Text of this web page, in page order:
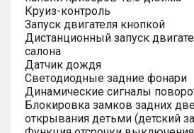
Круиз-контроль
Запуск двигателя кнопкой
Дистанционный запуск
салона
Датчик дождя
Светодиодные задние фонари
Динамические сигналы
Блокировка замков задних
открывания детьми (детский